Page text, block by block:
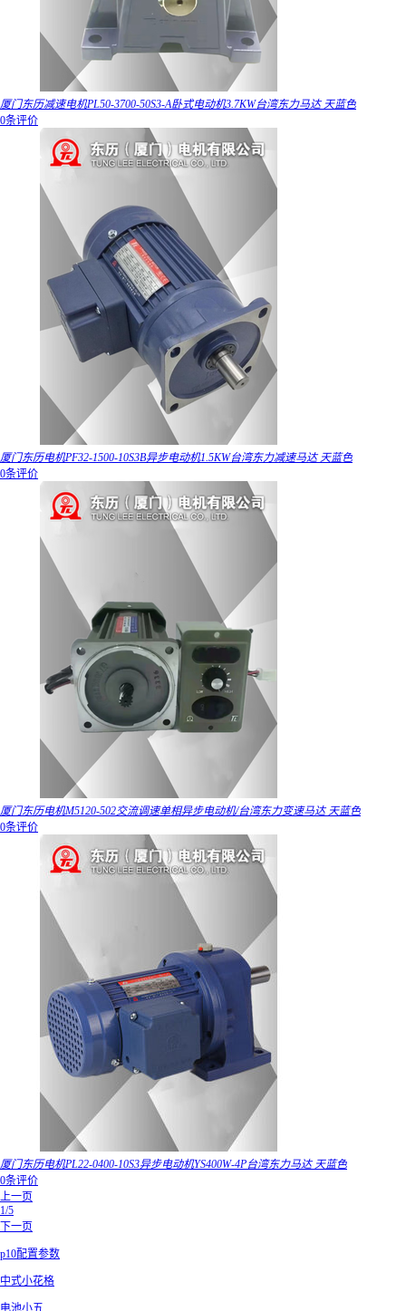
厦门东历减速电机PL50-3700-50S3-A卧式电动机3.7KW台湾东力马达 天蓝色
0条评价
厦门东历电机PF32-1500-10S3B异步电动机1.5KW台湾东力减速马达 天蓝色
0条评价
厦门东历电机M5120-502交流调速单相异步电动机/台湾东力变速马达 天蓝色
0条评价
厦门东历电机PL22-0400-10S3异步电动机YS400W-4P台湾东力马达 天蓝色
0条评价
上一页
1/5
下一页
p10配置参数
中式小花格
电池小五